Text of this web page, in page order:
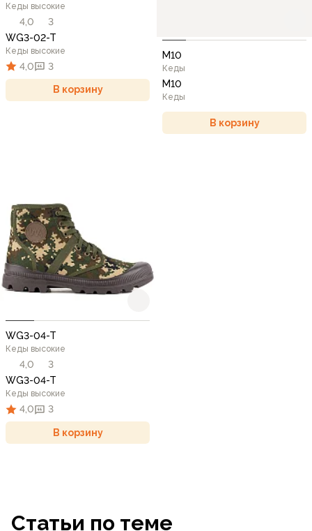
Кеды высокие
4,0
3
WG3-02-T
Кеды высокие
4,0 3
В корзину
М10
Кеды
М10
Кеды
В корзину
WG3-04-T
Кеды высокие
4,0
3
WG3-04-T
Кеды высокие
4,0 3
В корзину
Статьи по теме